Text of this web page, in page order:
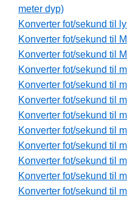
meter dyp)
Konverter fot/sekund til
Konverter fot/sekund til
Konverter fot/sekund til
Konverter fot/sekund til
Konverter fot/sekund til
Konverter fot/sekund til
Konverter fot/sekund til
Konverter fot/sekund til
Konverter fot/sekund til
Konverter fot/sekund til
Konverter fot/sekund til
Konverter fot/sekund til